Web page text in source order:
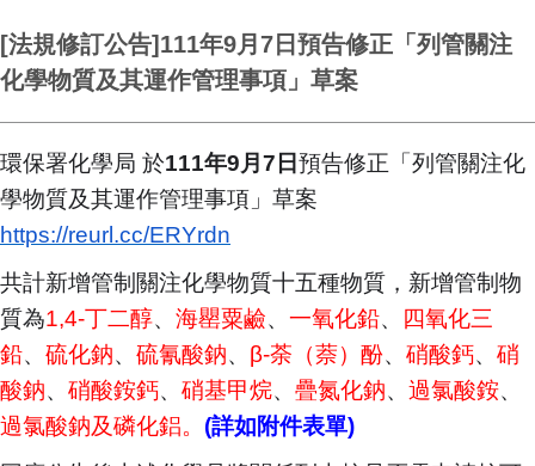
[法規修訂公告]111年9月7日預告修正「列管關注
化學物質及其運作管理事項」草案
環保署化學局 於111年9月7日預告修正「列管關注化
學物質及其運作管理事項」草案
https://reurl.cc/ERYrdn
共計新增管制關注化學物質十五種物質，新增管制物
質為1,4-丁二醇、 海罌粟鹼、 一氧化鉛、
四氧化三
鉛、 硫化鈉、 硫氰酸鈉、 β-荼（萘）酚、 硝酸鈣、 硝
酸鈉、 硝酸銨鈣、 硝基甲烷、 疊氮化鈉、 過氯酸銨、
過氯酸鈉及磷化鋁。 (詳如附件表單)